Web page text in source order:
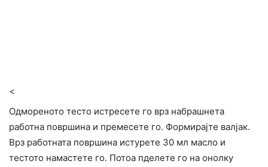
<
Одмореното тесто истресете го врз набрашнета
работна површина и премесете го. Формирајте валјак.
Врз работната површина истурете 30 мл масло и
тестото намастете го. Потоа пделете го на онолку